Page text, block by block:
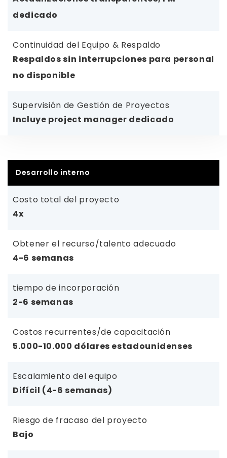
dedicado
Continuidad del Equipo & Respaldo
Respaldos sin interrupciones para personal
no disponible
Supervisión de Gestión de Proyectos
Incluye project manager dedicado
Desarrollo interno
Costo total del proyecto
4x
Obtener el recurso/talento adecuado
4-6 semanas
tiempo de incorporación
2-6 semanas
Costos recurrentes/de capacitación
5.000-10.000 dólares estadounidenses
Escalamiento del equipo
Difícil (4-6 semanas)
Riesgo de fracaso del proyecto
Bajo